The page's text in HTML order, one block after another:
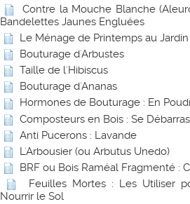
Contre la Mouche Blanche
Bandelettes Jaunes Engluées
Le Ménage de Printemps au Jardin
Bouturage d'Arbustes
Taille de l'Hibiscus
Bouturage d'Ananas
Hormones de Bouturage : En
Composteurs en Bois : Se
Anti Pucerons : Lavande
L'Arbousier (ou Arbutus Unedo)
BRF ou Bois Raméal Fragmenté :
Feuilles Mortes : Les Utiliser
Nourrir le Sol